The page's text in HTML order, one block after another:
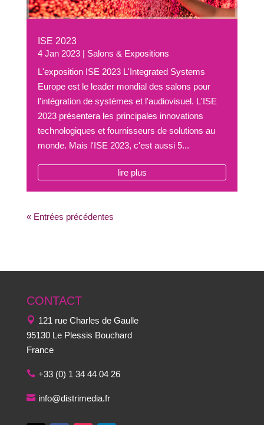
ISE 2023
4 Jan 2023| Salons & Expositions
L'exposition ISE 2023 L'Integrated Systems
Europe est le leader mondial des salons pour
l'intégration de systèmes et l'audiovisuel. L'ISE
2023 présentera les principales innovations
technologiques et fournisseurs de solutions au
monde. Mais l'ISE 2023, c'est aussi 5...
lire plus
« Entrées précédentes
CONTACT
121 rue Charles de Gaulle
95130 Le Plessis Bouchard
France
+33 (0) 1 34 44 04 26
info@distrimedia.fr